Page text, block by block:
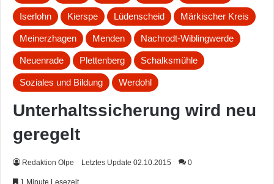
Iserlohn Kierspe Lüdenscheid Märkischer Kreis
Meinerzhagen Menden Nachrodt-Wiblingwerde
Neuenrade Plettenberg Schalksmühle
Soziales und Bildung Werdohl
Unterhaltssicherung wird neu
geregelt
Redaktion Olpe Letztes Update 02.10.2015 0
1 Minute Lesezeit